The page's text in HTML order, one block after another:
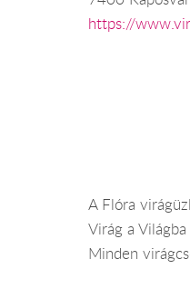
https://
A Flóra
Virág a
Minden